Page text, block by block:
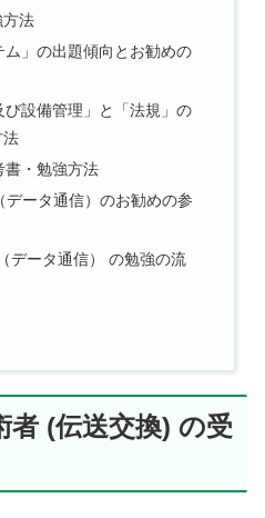
方法
ム」の出題傾向とお勧めの
び設備管理」と「法規」の
法
書・勉強方法
データ通信）のお勧めの参
データ通信） の勉強の流
者 (伝送交換) の受